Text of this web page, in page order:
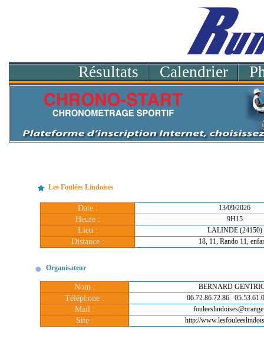
Résultats Calendrier
Les Foulées Lindoises
Date : 13/09/2026
Heure : 9H15
Lieu : LALINDE (24150)
Distance : 18, 11, Rando 11,
Organisateur
Nom : BERNARD
Téléphone : 06.72.86.72.86
Mail :
Site : http://